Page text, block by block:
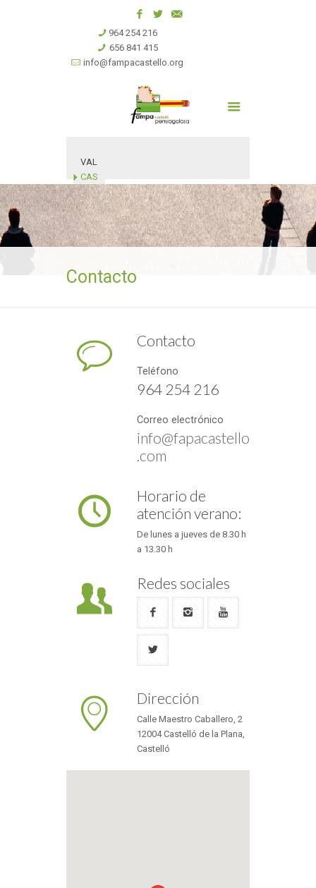
964 254 216
656 841 415
info@fampacastello.org
VAL
CAS
Contacto
Contacto
Teléfono
964 254 216
Correo electrónico
info@fapacastello
.com
Horario de
atención verano:
De lunes a jueves de 8.30 h
a 13.30 h
Redes sociales
Dirección
Calle Maestro Caballero, 2
12004 Castelló de la Plana,
Castelló